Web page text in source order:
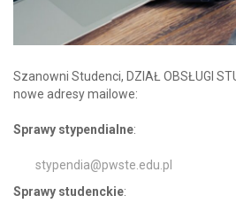
Szanowni Studenci, DZIAŁ OBSŁUGI
nowe adresy mailowe:
Sprawy stypendialne:
stypendia@pwste.edu.pl
Sprawy studenckie: